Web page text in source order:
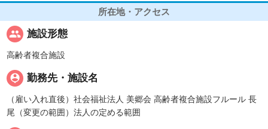
所在地・アクセス
people 施設形態
高齢者複合施設
person_pin 勤務先・施設名
（雇い入れ直後）社会福祉法人 美郷会 高齢者複合施設フルール 長
尾（変更の範囲）法人の定める範囲